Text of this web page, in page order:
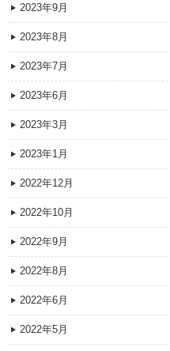
2023年9月
2023年8月
2023年7月
2023年6月
2023年3月
2023年1月
2022年12月
2022年10月
2022年9月
2022年8月
2022年6月
2022年5月